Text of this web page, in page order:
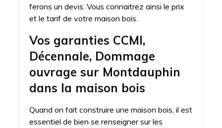
ferons un devis. Vous connaitrez ainsi le prix
et le tarif de votre maison bois.
Vos garanties CCMI,
Décennale, Dommage
ouvrage sur Montdauphin
dans la maison bois
Quand on fait construire une maison bois, il est
essentiel de bien se renseigner sur les